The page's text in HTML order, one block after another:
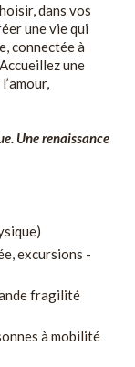
dans vos
une vie qui
connectée à
une
Une renaissance
excursions -
fragilité
à mobilité